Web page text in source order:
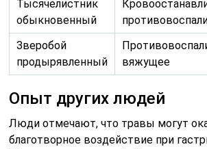
Тысячелистник
обыкновенный
Зверобой
продырявленный
вяжущее
Опыт других людей
Люди отмечают, что травы могут
благотворное воздействие при